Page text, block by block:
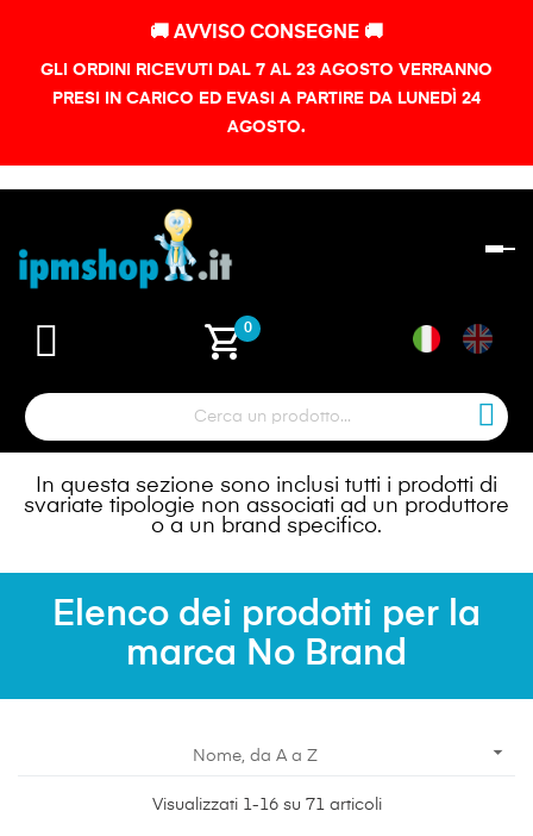
🚚 AVVISO CONSEGNE 🚚
GLI ORDINI RICEVUTI DAL 7 AL 23 AGOSTO VERRANNO
PRESI IN CARICO ED EVASI A PARTIRE DA LUNEDÌ 24
AGOSTO.
shopping_cart0
In questa sezione sono inclusi tutti i prodotti di
svariate tipologie non associati ad un produttore
o a un brand specifico.
Elenco dei prodotti per la
marca No Brand
Nome, da A a Z 
Visualizzati 1-16 su 71 articoli